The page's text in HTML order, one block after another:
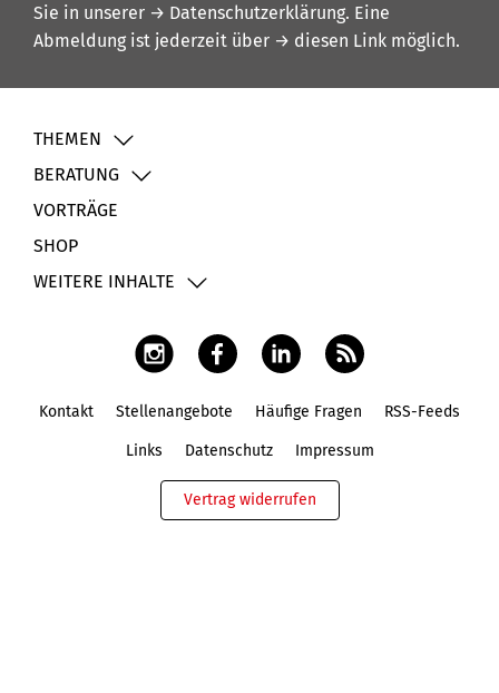
Sie in unserer → Datenschutzerklärung. Eine
Abmeldung ist jederzeit über → diesen Link möglich.
THEMEN
BERATUNG
VORTRÄGE
SHOP
WEITERE INHALTE
Kontakt Stellenangebote Häufige Fragen RSS-Feeds
Links Datenschutz Impressum
Vertrag widerrufen